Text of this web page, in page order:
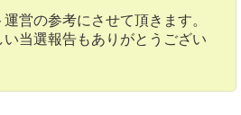
営の参考にさせて頂きます。
当選報告もありがとうござい